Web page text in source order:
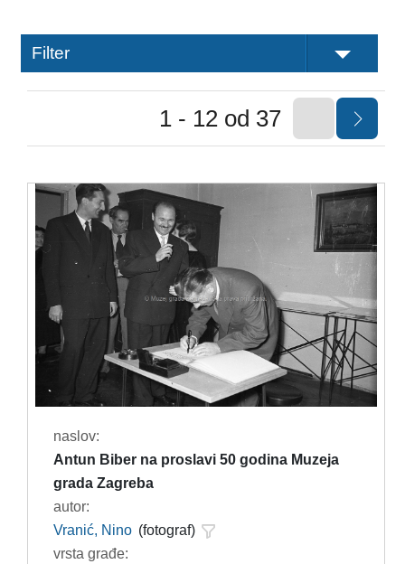
Filter
1 - 12 od 37
naslov:
Antun Biber na proslavi 50 godina Muzeja
grada Zagreba
autor:
Vranić, Nino (fotograf)
vrsta građe: